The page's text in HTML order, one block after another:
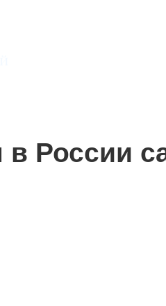
в России